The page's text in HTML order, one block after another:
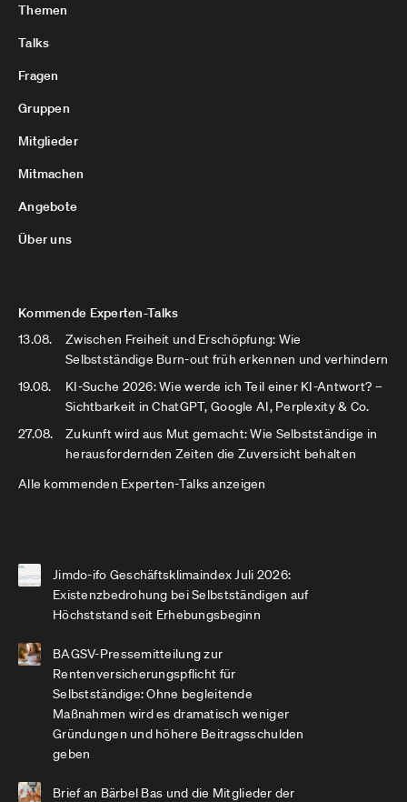
Themen
Talks
Fragen
Gruppen
Mitglieder
Mitmachen
Angebote
Über uns
Kommende Experten-Talks
13.08.
Zwischen Freiheit und Erschöpfung: Wie
Selbstständige Burn-out früh erkennen und verhindern
19.08.
KI-Suche 2026: Wie werde ich Teil einer KI-Antwort? –
Sichtbarkeit in ChatGPT, Google AI, Perplexity & Co.
27.08.
Zukunft wird aus Mut gemacht: Wie Selbstständige in
herausfordernden Zeiten die Zuversicht behalten
Alle kommenden Experten-Talks anzeigen
Jimdo-ifo Geschäftsklimaindex Juli 2026:
Existenzbedrohung bei Selbstständigen auf
Höchststand seit Erhebungsbeginn
BAGSV-Pressemitteilung zur
Rentenversicherungspflicht für
Selbstständige: Ohne begleitende
Maßnahmen wird es dramatisch weniger
Gründungen und höhere Beitragsschulden
geben
Brief an Bärbel Bas und die Mitglieder der